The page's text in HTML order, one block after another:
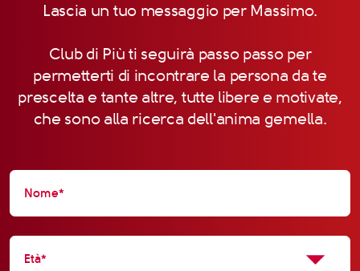
Lascia un tuo messaggio per Massimo.
Club di Più ti seguirà passo passo per
permetterti di incontrare la persona da te
prescelta e tante altre, tutte libere e motivate,
che sono alla ricerca dell'anima gemella.